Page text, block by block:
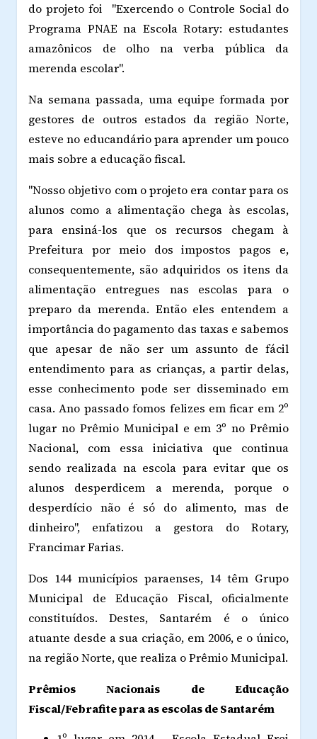
do projeto foi "Exercendo o Controle Social do
Programa PNAE na Escola Rotary: estudantes
amazônicos de olho na verba pública da
merenda escolar".
Na semana passada, uma equipe formada por
gestores de outros estados da região Norte,
esteve no educandário para aprender um pouco
mais sobre a educação fiscal.
"Nosso objetivo com o projeto era contar para os
alunos como a alimentação chega às escolas,
para ensiná-los que os recursos chegam à
Prefeitura por meio dos impostos pagos e,
consequentemente, são adquiridos os itens da
alimentação entregues nas escolas para o
preparo da merenda. Então eles entendem a
importância do pagamento das taxas e sabemos
que apesar de não ser um assunto de fácil
entendimento para as crianças, a partir delas,
esse conhecimento pode ser disseminado em
casa. Ano passado fomos felizes em ficar em 2º
lugar no Prêmio Municipal e em 3º no Prêmio
Nacional, com essa iniciativa que continua
sendo realizada na escola para evitar que os
alunos desperdicem a merenda, porque o
desperdício não é só do alimento, mas de
dinheiro", enfatizou a gestora do Rotary,
Francimar Farias.
Dos 144 municípios paraenses, 14 têm Grupo
Municipal de Educação Fiscal, oficialmente
constituídos. Destes, Santarém é o único
atuante desde a sua criação, em 2006, e o único,
na região Norte, que realiza o Prêmio Municipal.
Prêmios Nacionais de Educação
Fiscal/Febrafite para as escolas de Santarém